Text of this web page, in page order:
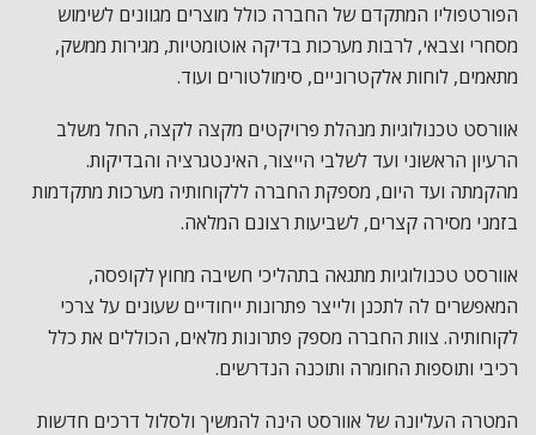
הפורטפוליו המתקדם של החברה כולל מוצרים מגוונים לשימוש
מסחרי וצבאי, לרבות מערכות בדיקה אוטומטיות, מגירות ממשק,
מתאמים, לוחות אלקטרוניים, סימולטורים ועוד.
אוורסט טכנולוגיות מנהלת פרויקטים מקצה לקצה, החל משלב
הרעיון הראשוני ועד לשלבי הייצור, האינטגרציה והבדיקות.
מהקמתה ועד היום, מספקת החברה ללקוחותיה מערכות מתקדמות
בזמני מסירה קצרים, לשביעות רצונם המלאה.
אוורסט טכנולוגיות מתגאה בתהליכי חשיבה מחוץ לקופסה,
המאפשרים לה לתכנן ולייצר פתרונות ייחודיים שעונים על צרכי
לקוחותיה. צוות החברה מספק פתרונות מלאים, הכוללים את כלל
רכיבי ותוספות החומרה ותוכנה הנדרשים.
המטרה העליונה של אוורסט הינה להמשיך ולסלול דרכים חדשות